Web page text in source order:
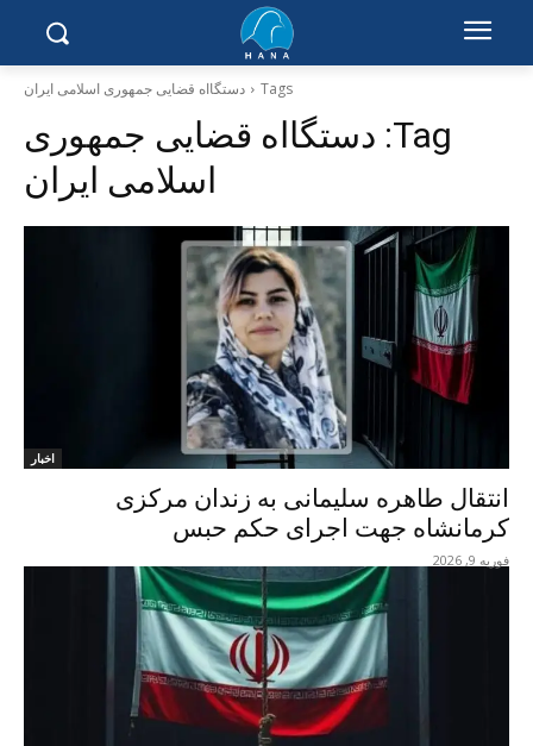
Tags دستگااە قضایی جمهوری اسلامی ایران
Tag: دستگااە قضایی جمهوری
اسلامی ایران
اخبار
انتقال طاهره سلیمانی بە زندان مرکزی
کرمانشاە جهت اجرای حکم حبس
فوریه 9, 2026